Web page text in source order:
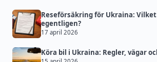
Reseförsäkring för Ukraina:
egentligen?
17 april 2026
Köra bil i Ukraina: Regler, vägar